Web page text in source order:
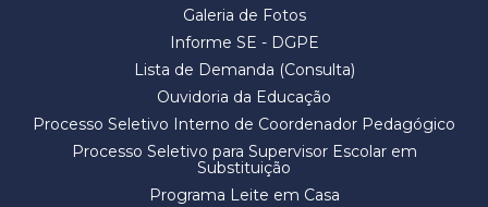
Galeria de Fotos
Informe SE - DGPE
Lista de Demanda (Consulta)
Ouvidoria da Educação
Processo Seletivo Interno de Coordenador Pedagógico
Processo Seletivo para Supervisor Escolar em
Substituição
Programa Leite em Casa